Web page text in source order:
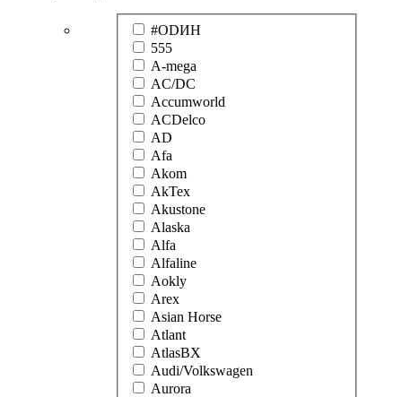
#ODИН
555
A-mega
AC/DC
Accumworld
ACDelco
AD
Afa
Akom
AkTex
Akustone
Alaska
Alfa
Alfaline
Aokly
Arex
Asian Horse
Atlant
AtlasBX
Audi/Volkswagen
Aurora